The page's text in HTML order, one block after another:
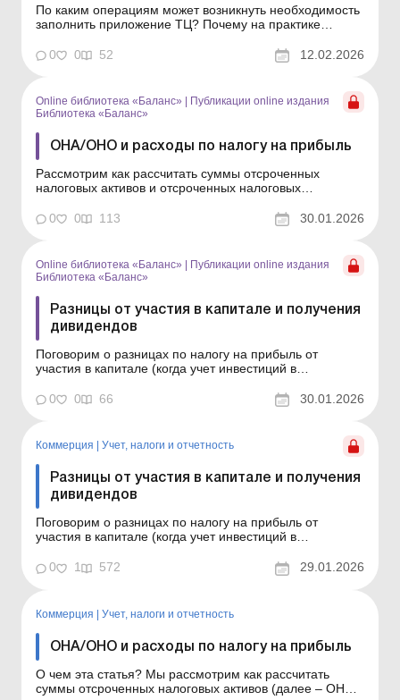
По каким операциям может возникнуть необходимость
заполнить приложение ТЦ? Почему на практике
основной отчетной декларацией, а с уточняющей? Как
заполнить это приложение и какие данные из Отчета о
на эти...
0 0 52 12.02.2026
Online библиотека «Баланс» | Публикации online издания
Библиотека «Баланс»
ОНА/ОНО и расходы по налогу на прибыль
Рассмотрим как рассчитать суммы отсроченных
налоговых активов и отсроченных налоговых
на окончательный финансовый результат отчетного
года – чистую прибыль (убыток); как определить
собой отсро...
0 0 113 30.01.2026
Online библиотека «Баланс»
Публикации online издания
Библиотека «Баланс»
Разницы от участия в капитале и получения
дивидендов
Поговорим о разницах по налогу на прибыль от
участия в капитале (когда учет инвестиций в
методом участия в капитале), а также от начисленных
в пользу инвестора дивидендов (от кого именно и при
разница финрез...
0 0 66 30.01.2026
Коммерция Учет, налоги и отчетность
Разницы от участия в капитале и получения
дивидендов
Поговорим о разницах по налогу на прибыль от
участия в капитале (когда учет инвестиций в
методом участия в капитале), а также от начисленных
в пользу инвестора дивидендов (от кого именно и при
разница финрезул...
0 1 572 29.01.2026
Коммерция | Учет, налоги и отчетность
ОНА/ОНО и расходы по налогу на прибыль
О чем эта статья? Мы рассмотрим как рассчитать
суммы отсроченных налоговых активов (далее – ОНА)